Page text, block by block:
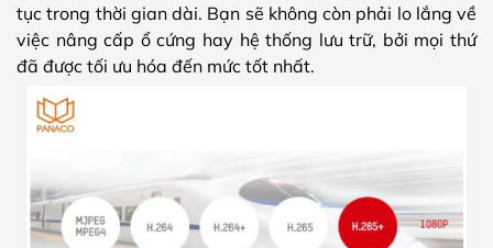
tục trong thời gian dài. Bạn sẽ không còn phải lo lắng về
việc nâng cấp ổ cứng hay hệ thống lưu trữ, bởi mọi thứ
đã được tối ưu hóa đến mức tốt nhất.